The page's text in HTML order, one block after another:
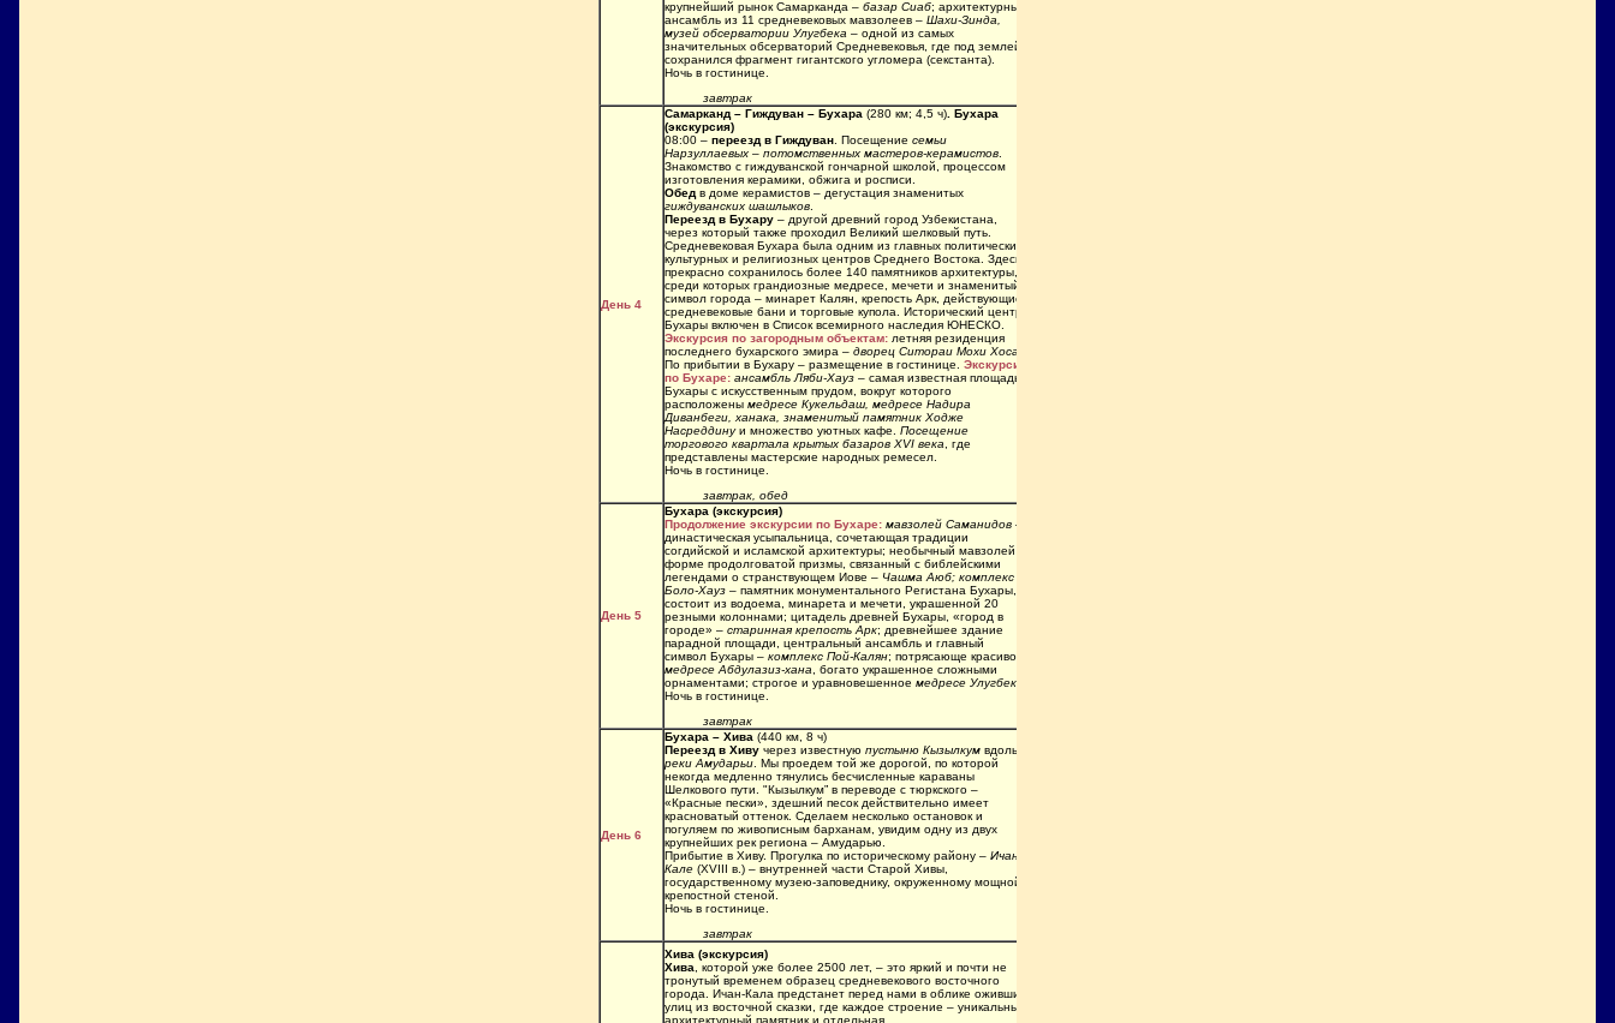
крупнейший рынок Самарканда – базар Сиаб; архитектурный
ансамбль из 11 средневековых мавзолеев – Шахи-Зинда,
музей обсерватории Улугбека – одной из самых
значительных обсерваторий Средневековья, где под землей
сохранился фрагмент гигантского угломера (секстанта).
Ночь в гостинице.
завтрак
День 4
Самарканд – Гиждуван – Бухара (280 км; 4,5 ч) . Бухара
(экскурсия)
08:00 – переезд в Гиждуван . Посещение семьи
Нарзуллаевых – потомственных мастеров-керамистов
Знакомство с гиждуванской гончарной школой, процессом
изготовления керамики, обжига и росписи.
Обед
гиждуванских шашлыков
Переезд в Бухару – другой древний город Узбекистана,
через который также проходил Великий шелковый путь.
Средневековая Бухара была одним из главных политических,
культурных и религиозных центров Среднего Востока. Здесь
прекрасно сохранилось более 140 памятников архитектуры,
среди которых грандиозные медресе, мечети и знаменитый
символ города – минарет Калян, крепость Арк, действующие
средневековые бани и торговые купола. Исторический центр
Бухары включен в Список всемирного наследия ЮНЕСКО.
Экскурсия по загородным объектам: летняя резиденция
последнего бухарского эмира – дворец Ситораи Мохи Хоса.
По прибытии в Бухару – размещение в гостинице. Экскурсия
по Бухаре: ансамбль Ляби-Хауз – самая известная площадь
Бухары с искусственным прудом, вокруг которого
расположены медресе Кукельдаш, медресе Надира
Диванбеги, ханака, знаменитый памятник Ходже
Насреддину и множество уютных кафе. Посещение
торгового квартала крытых базаров XVI века , где
представлены мастерские народных ремесел.
Ночь в гостинице.
завтрак, обед
День 5
Бухара (экскурсия)
Продолжение экскурсии по Бухаре: мавзолей Саманидов –
династическая усыпальница, сочетающая традиции
согдийской и исламской архитектуры; необычный мавзолей в
форме продолговатой призмы, связанный с библейскими
легендами о странствующем Иове – Чашма Аюб; комплекс
Боло-Хауз – памятник монументального Регистана Бухары,
состоит из водоема, минарета и мечети, украшенной 20
резными колоннами; цитадель древней Бухары, «город в
городе» – старинная крепость Арк; древнейшее здание
парадной площади, центральный ансамбль и главный
символ Бухары – комплекс Пой-Калян
медресе Абдулазиз-хана , богато украшенное сложными
орнаментами; строгое и уравновешенное медресе Улугбека
Ночь в гостинице.
завтрак
День 6
Бухара – Хива (440 км, 8 ч)
Переезд в Хиву через известную пустыню Кызылкум
реки Амударьи . Мы проедем той же дорогой, по которой
некогда медленно тянулись бесчисленные караваны
Шелкового пути. "Кызылкум” в переводе с тюркского –
«Красные пески», здешний песок действительно имеет
красноватый оттенок. Сделаем несколько остановок и
погуляем по живописным барханам, увидим одну из двух
крупнейших рек региона – Амударью.
Прибытие в Хиву. Прогулка по историческому району – Ичан-
Кале (XVIII в.) – внутренней части Старой Хивы,
государственному музею-заповеднику, окруженному мощной
крепостной стеной.
Ночь в гостинице.
завтрак
Хива (экскурсия)
Хива , которой уже более 2500 лет, – это яркий и почти не
тронутый временем образец средневекового восточного
города. Ичан-Кала предстанет перед нами в облике оживших
улиц из восточной сказки, где каждое строение – уникальный
архитектурный памятник и отдельная